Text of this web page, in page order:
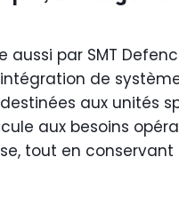
par SMT
de
aux unités
aux besoins
tout en